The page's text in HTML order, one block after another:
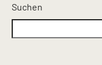
Suchen